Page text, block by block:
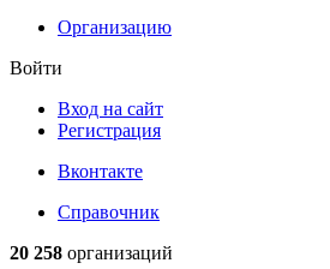
Организацию
Войти
Вход на сайт
Регистрация
Вконтакте
Справочник
20 258 организаций